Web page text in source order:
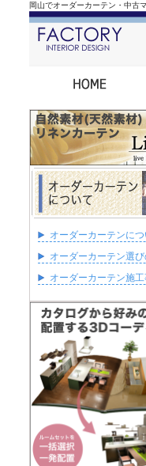
岡山でオーダーカーテン・中古
オーダーカーテンにつ
オーダーカーテン選
オーダーカーテン施工